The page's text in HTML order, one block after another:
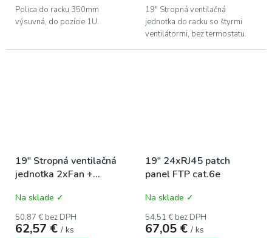
Polica do racku 350mm
výsuvná, do pozície 1U.
19" Stropná ventilačná
jednotka do racku so štyrmi
ventilátormi, bez termostatu.
19" Stropná ventilačná
jednotka 2xFan +
Na sklade ✓
50,87 € bez DPH
62,57 € / ks
19" 24xRJ45 patch
panel FTP cat.6e
Na sklade ✓
54,51 € bez DPH
67,05 € / ks